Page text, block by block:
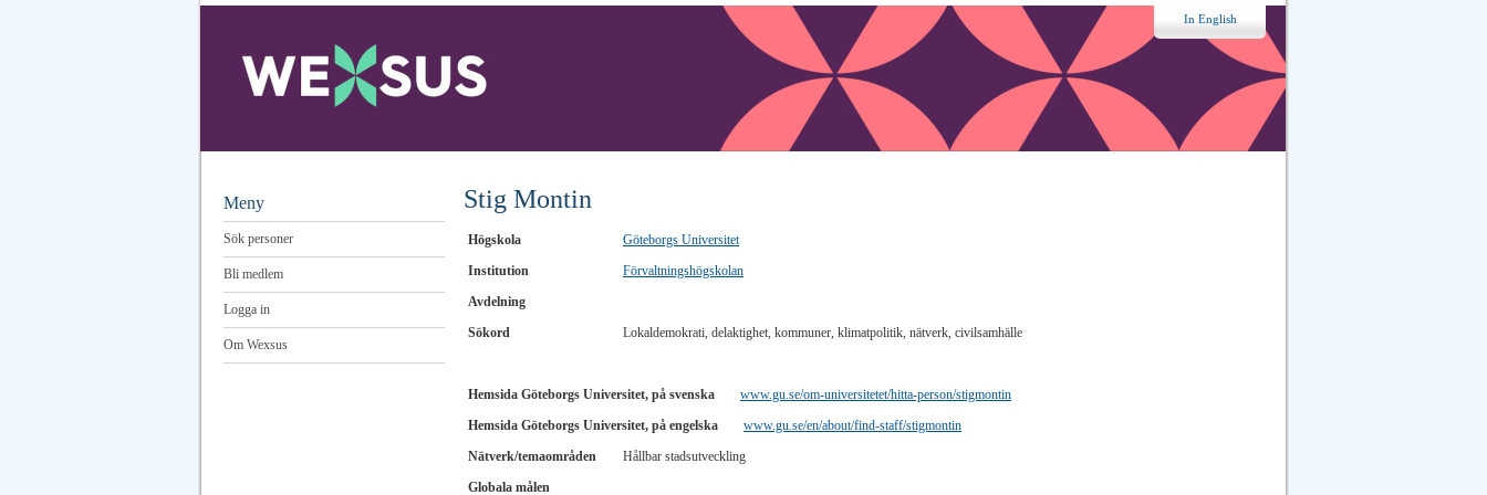
In English
Meny
Sök personer
Bli medlem
Logga in
Om Wexsus
Stig Montin
Högskola
Göteborgs Universitet
Institution
Förvaltningshögskolan
Avdelning
Sökord
Lokaldemokrati, delaktighet, kommuner, klimatpolitik, nätverk, civilsamhälle
Hemsida Göteborgs Universitet, på svenska
www.gu.se/om-universitetet/hitta-person/stigmontin
Hemsida Göteborgs Universitet, på engelska
www.gu.se/en/about/find-staff/stigmontin
Nätverk/temaområden
Hållbar stadsutveckling
Globala målen